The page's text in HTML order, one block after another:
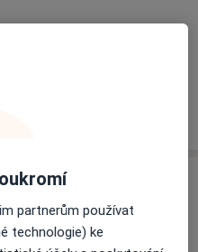
nejsou k dispozici
žádné informace o
partnerům používat
technologie) ke